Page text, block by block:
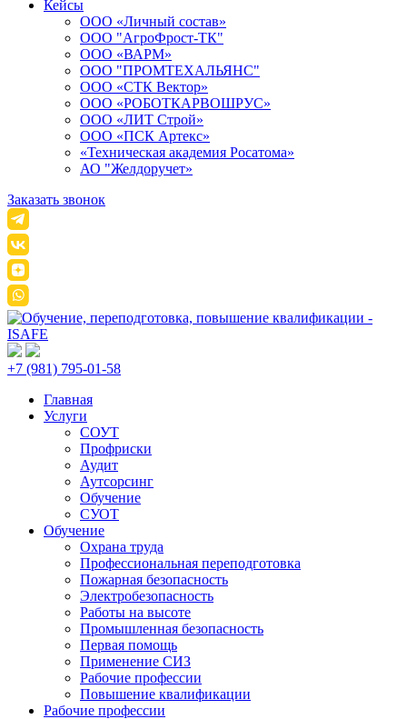
Кейсы
ООО «Личный состав»
ООО "АгроФрост-ТК"
ООО «ВАРМ»
ООО "ПРОМТЕХАЛЬЯНС"
ООО «СТК Вектор»
ООО «РОБОТКАРВОШРУС»
ООО «ЛИТ Строй»
ООО «ПСК Артекс»
«Техническая академия Росатома»
АО "Желдоручет»
Заказать звонок
+7 (981) 795-01-58
Главная
Услуги
СОУТ
Профриски
Аудит
Аутсорсинг
Обучение
СУОТ
Обучение
Охрана труда
Профессиональная переподготовка
Пожарная безопасность
Электробезопасность
Работы на высоте
Промышленная безопасность
Первая помощь
Применение СИЗ
Рабочие профессии
Повышение квалификации
Рабочие профессии